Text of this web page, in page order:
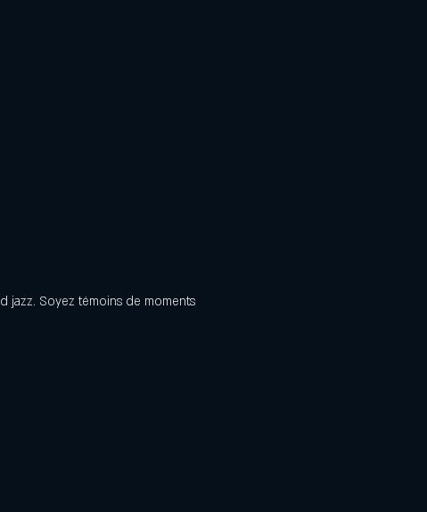
jazz. Soyez témoins de moments